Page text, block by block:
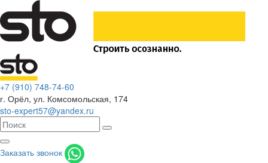
+7 (910) 748-74-60
г. Орёл, ул. Комсомольская, 174
sto-expert57@yandex.ru
Заказать звонок